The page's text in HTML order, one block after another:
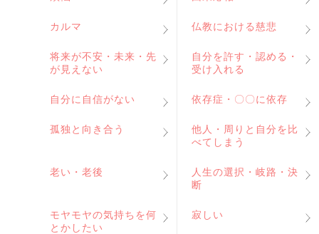
カルマ 仏教における慈悲
将来が不安・未来・先
が見えない
自分を許す・認める・
受け入れる
自分に自信がない 依存症・〇〇に依存
孤独と向き合う
他人・周りと自分を比
べてしまう
老い・老後
人生の選択・岐路・決
断
モヤモヤの気持ちを何
とかしたい
寂しい